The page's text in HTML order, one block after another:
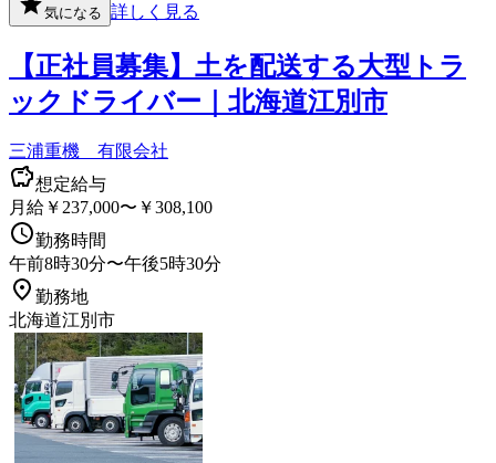
気になる 詳しく見る
【正社員募集】土を配送する大型トラ
ックドライバー｜北海道江別市
三浦重機 有限会社
想定給与
月給￥237,000〜￥308,100
勤務時間
午前8時30分〜午後5時30分
勤務地
北海道江別市